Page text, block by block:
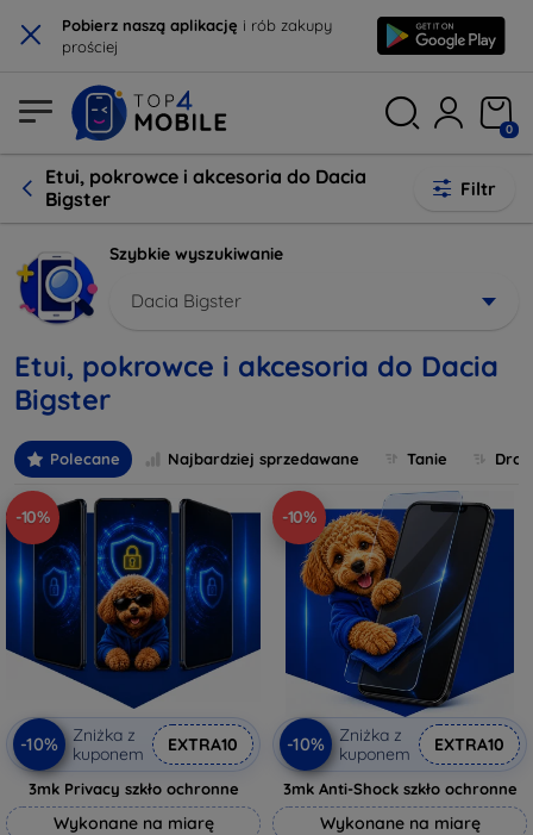
× Pobierz naszą aplikację i rób zakupy
prościej
0
Etui, pokrowce i akcesoria do Dacia
Bigster
Filtr
Szybkie wyszukiwanie
Dacia Bigster
Etui, pokrowce i akcesoria do Dacia
Bigster
Polecane Najbardziej sprzedawane Tanie
-10%
-10%
Zniżka z
kuponem
EXTRA10
3mk Privacy szkło ochronne
Wykonane na miarę
-10%
-10%
Zniżka z
kuponem
EXTRA10
3mk Anti-Shock szkło ochronne
Wykonane na miarę